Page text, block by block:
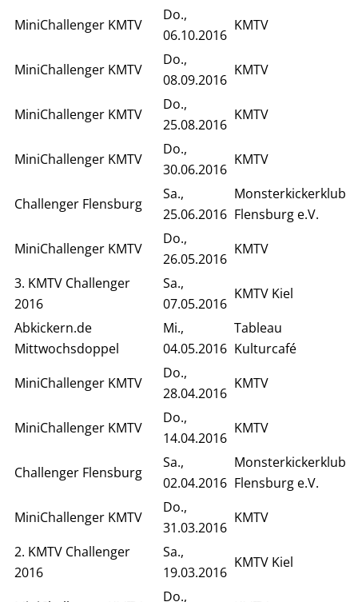
MiniChallenger KMTV
Do.,
06.10.2016
KMTV
MiniChallenger KMTV
Do.,
08.09.2016
KMTV
MiniChallenger KMTV
Do.,
25.08.2016
KMTV
MiniChallenger KMTV
Do.,
30.06.2016
KMTV
Challenger Flensburg
Sa.,
25.06.2016
Monsterkickerklub
Flensburg e.V.
MiniChallenger KMTV
Do.,
26.05.2016
KMTV
3. KMTV Challenger
2016
Sa.,
07.05.2016
KMTV Kiel
Abkickern.de
Mittwochsdoppel
Mi.,
04.05.2016
Tableau
Kulturcafé
MiniChallenger KMTV
Do.,
28.04.2016
KMTV
MiniChallenger KMTV
Do.,
14.04.2016
KMTV
Challenger Flensburg
Sa.,
02.04.2016
Monsterkickerklub
Flensburg e.V.
MiniChallenger KMTV
Do.,
31.03.2016
KMTV
2. KMTV Challenger
2016
Sa.,
19.03.2016
KMTV Kiel
Do.,